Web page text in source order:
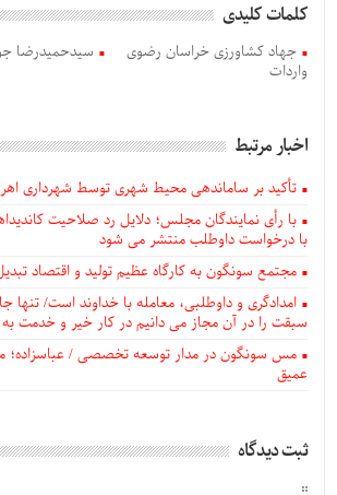
کلمات کلیدی
جهاد کشاورزی خراسان رضوی سيدحميدرضا
واردات
اخبار مرتبط
تأکید بر ساماندهی محیط شهری توسط شهرداری اهر
با رأی نمایندگان مجلس؛ دلایل رد صلاحیت
با درخواست داوطلب منتشر می شود
مجتمع سونگون به کارگاه عظیم تولید و اقتصاد
امدادگری و داوطلبی، معامله با خداوند است/
سبقت را در آن مجاز می دانیم در کار خیر و خدمت
مس سونگون در مدار توسعه تخصصی / عباسزاده؛
عمیق
ثبت دیدگاه